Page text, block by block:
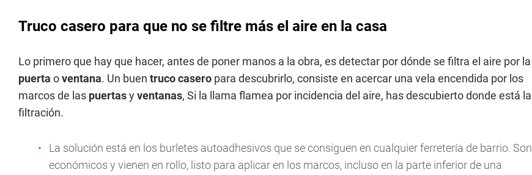
Truco casero para que no se filtre más el aire en la casa
Lo primero que hay que hacer, antes de poner manos a la obra, es detectar por dónde se filtra el aire por la
puerta oventana. Un buen truco casero para descubrirlo, consiste en acercar una vela encendida por los
marcos de las puertasyventanas, Si la llama flamea por incidencia del aire, has descubierto donde está la
filtración.
La solución está en los burletes autoadhesivos que se consiguen en cualquier ferretería de barrio. Son
económicos y vienen en rollo, listo para aplicar en los marcos, incluso en la parte inferior de una